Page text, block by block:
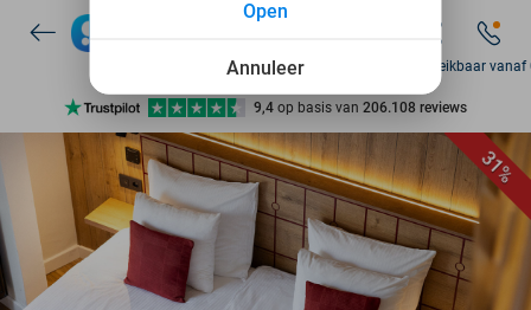
7 dagen per week beschikbaar
10+ miljoen leden
9,4 op basis van 206.108 reviews
Ontdek 15.000+ deals
7 dagen per week beschikbaar
10+ miljoen leden
Za bereikbaar
31%
Annuleer
Open